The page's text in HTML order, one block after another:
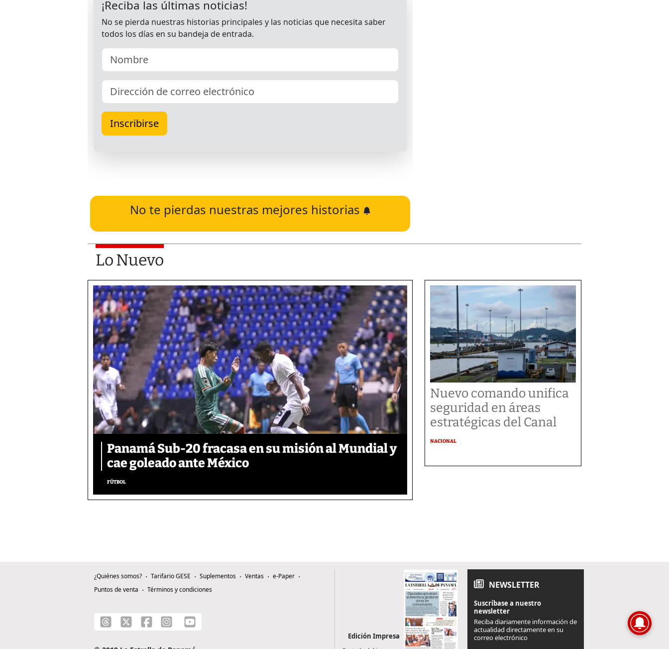
No te pierdas nuestras mejores historias
Lo Nuevo
Panamá Sub-20 fracasa en su misión al Mundial y
cae goleado ante México
FÚTBOL
Nuevo comando unifica
seguridad en áreas
estratégicas del Canal
NACIONAL
¿Quiénes somos? Tarifario GESE Suplementos Ventas
e-Paper
Puntos de venta
Términos y condiciones
Edición Impresa
NEWSLETTER
Suscríbase a nuestro
newsletter
Reciba diariamente información de
actualidad directamente en su
correo electrónico